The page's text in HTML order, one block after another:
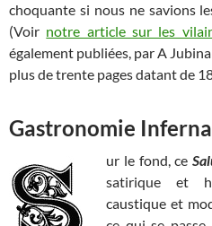
choquante si nous ne savions
(Voir notre article sur les
également publiées, par A
plus de trente pages datant de
Gastronomie
ur le fond, ce
satirique et
caustique et